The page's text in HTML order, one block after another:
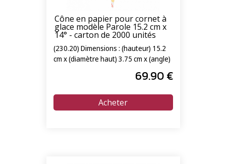
Cône en papier pour cornet à
glace modèle Parole 15.2 cm x
14° - carton de 2000 unités
(230.20) Dimensions : (hauteur) 15.2
cm x (diamètre haut) 3.75 cm x (angle)
69.90€